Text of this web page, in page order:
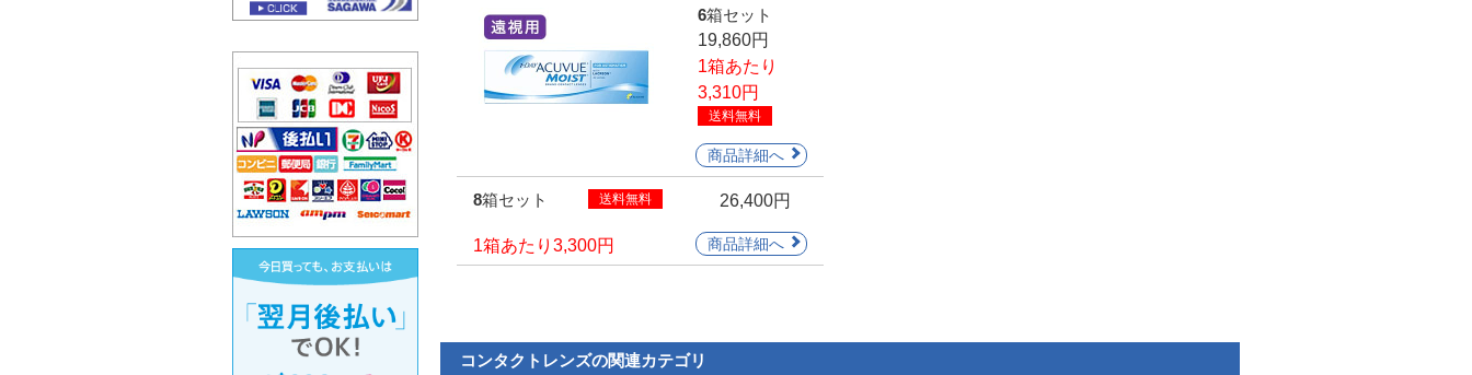
6箱セット
19,860円
1箱あたり
3,310円
送料無料
8箱セット 26,400円
1箱あたり 3,300円
送料無料
コンタクトレンズの関連カテゴリ